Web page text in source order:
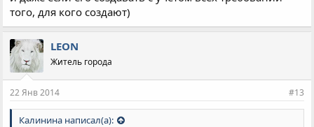
того, для кого создают)
LEON
Житель города
22 Янв 2014 #13
Калинина написал(а):